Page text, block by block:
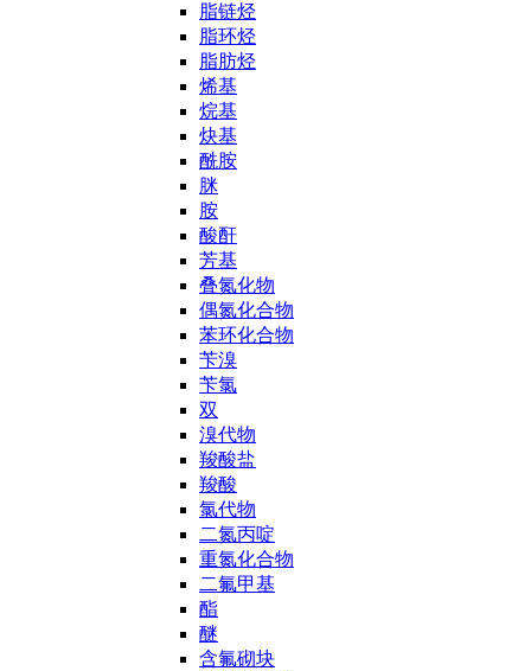
脂链烃
脂环烃
脂肪烃
烯基
烷基
炔基
酰胺
脒
胺
酸酐
芳基
叠氮化物
偶氮化合物
苯环化合物
苄溴
苄氯
双
溴代物
羧酸盐
羧酸
氯代物
二氮丙啶
重氮化合物
二氟甲基
酯
醚
含氟砌块